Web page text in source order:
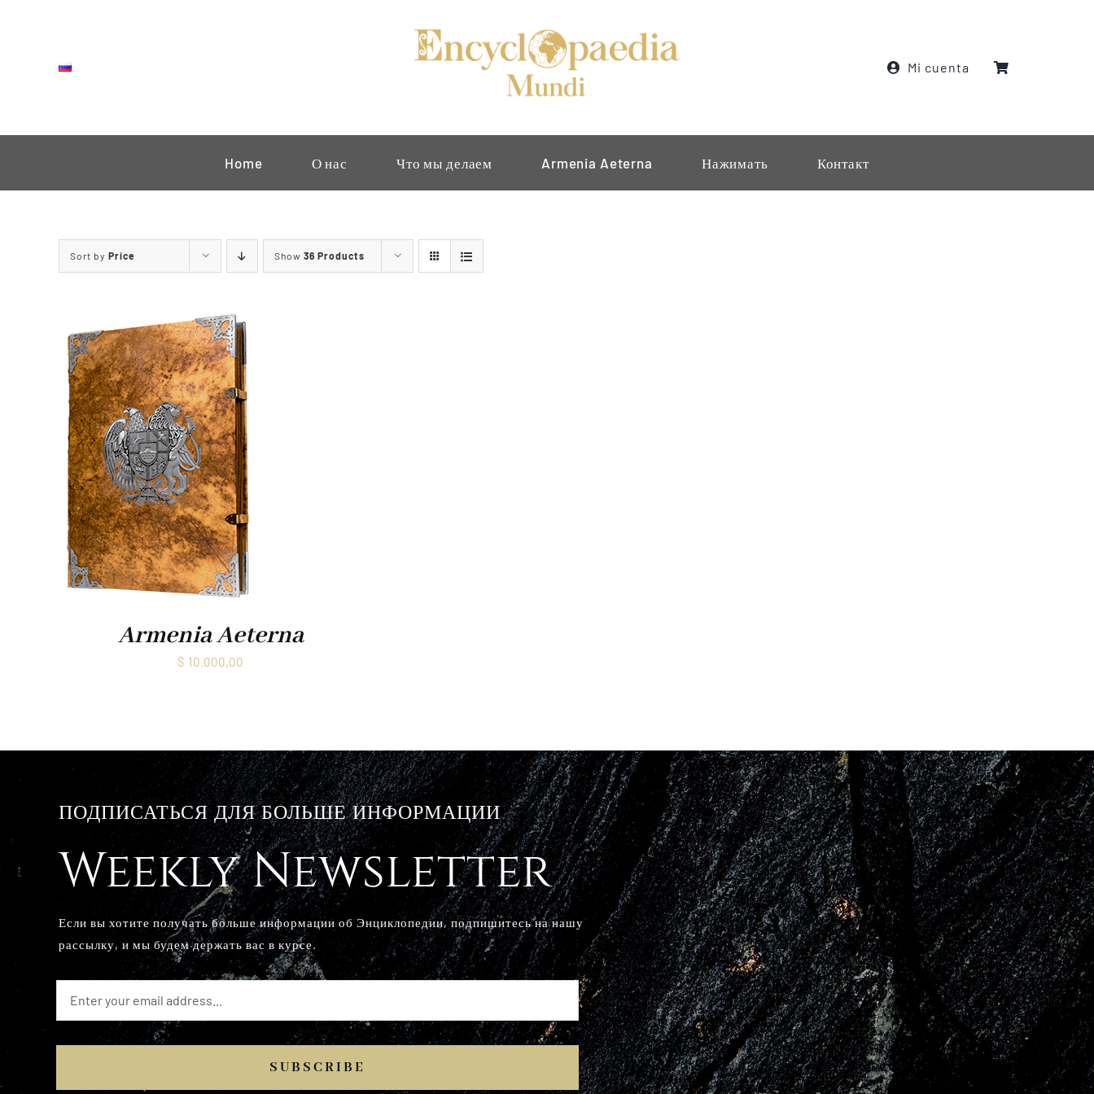
Mi cuenta
Home О нас Что мы делаем Armenia Aeterna Нажимать Контакт
Sort by Price Show 36 Products
Armenia Aeterna
$ 10.000,00
ПОДПИСАТЬСЯ ДЛЯ БОЛЬШЕ ИНФОРМАЦИИ
Weekly Newsletter
Если вы хотите получать больше информации об Энциклопедии, подпишитесь на нашу
рассылку, и мы будем держать вас в курсе.
SUBSCRIBE